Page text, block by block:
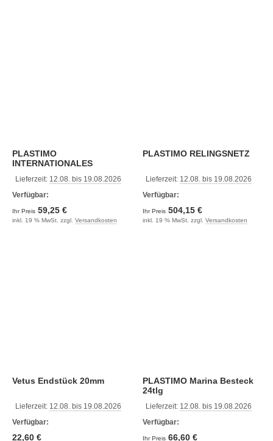
PLASTIMO
INTERNATIONALES
Lieferzeit: 12.08. bis 19.08.2026
Verfügbar:
Ihr Preis 59,25 €
inkl. 19 % MwSt. zzgl. Versandkosten
PLASTIMO RELINGSNETZ
Lieferzeit: 12.08. bis 19.08.2026
Verfügbar:
Ihr Preis 504,15 €
inkl. 19 % MwSt. zzgl. Versandkosten
Vetus Endstück 20mm
Lieferzeit: 12.08. bis 19.08.2026
Verfügbar:
22,60 €
PLASTIMO Marina Besteck
24tlg
Lieferzeit: 12.08. bis 19.08.2026
Verfügbar:
Ihr Preis 66,60 €